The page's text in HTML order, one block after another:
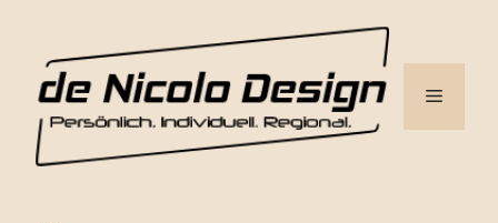
springen
Menü